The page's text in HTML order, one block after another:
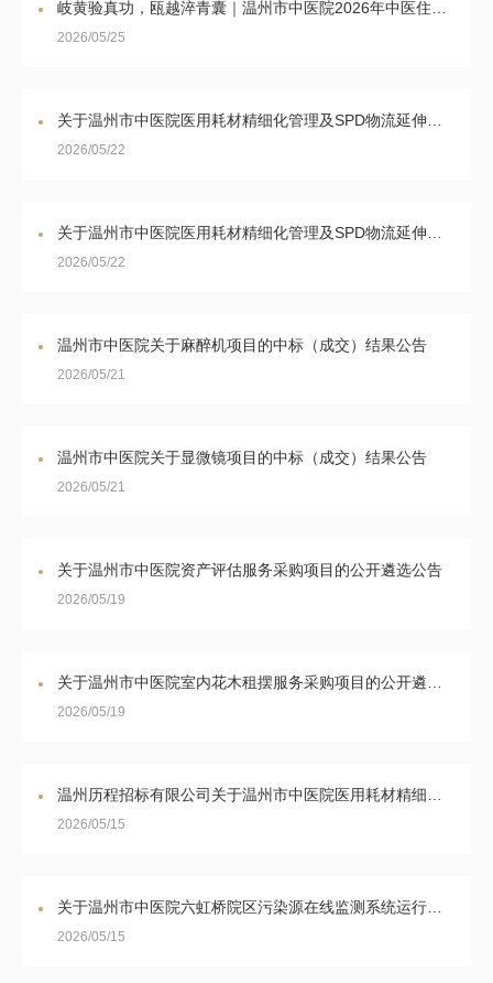
2026/05/25
2026/05/22
2026/05/22
温州市中医院关于麻醉机项目的中标（成交）结果公告
2026/05/21
温州市中医院关于显微镜项目的中标（成交）结果公告
2026/05/21
关于温州市中医院资产评估服务采购项目的公开遴选公告
2026/05/19
2026/05/19
2026/05/15
2026/05/15